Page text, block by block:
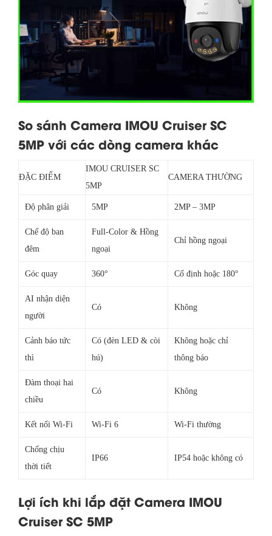
So sánh Camera IMOU Cruiser SC
5MP với các dòng camera khác
ĐẶC ĐIỂM
IMOU CRUISER SC
5MP
CAMERA THƯỜNG
Độ phân giải 5MP 2MP – 3MP
Chế độ ban
đêm
Full-Color & Hồng
ngoại
Chỉ hồng ngoại
Góc quay 360° Cố định hoặc 180°
AI nhận diện
người
Có Không
Cảnh báo tức
thì
Có (đèn LED & còi
hú)
Không hoặc chỉ
thông báo
Đàm thoại hai
chiều
Có Không
Kết nối Wi-Fi Wi-Fi 6 Wi-Fi thường
Chống chịu
thời tiết
IP66 IP54 hoặc không có
Lợi ích khi lắp đặt Camera IMOU
Cruiser SC 5MP